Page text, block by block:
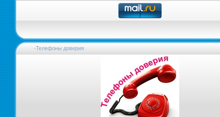
-Телефоны доверия